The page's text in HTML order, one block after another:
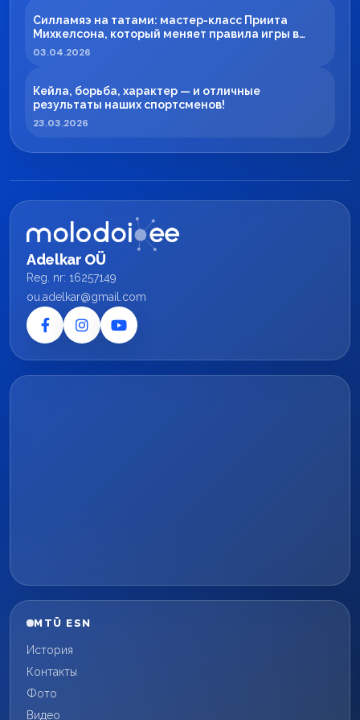
Силламяэ на татами: мастер-класс Приита
Михкелсона, который меняет правила игры в
регионе
03.04.2026
Кейла, борьба, характер — и отличные
результаты наших спортсменов!
23.03.2026
Adelkar OÜ
Reg. nr: 16257149
ou.adelkar@gmail.com
MTÜ ESN
История
Контакты
Фото
Видео